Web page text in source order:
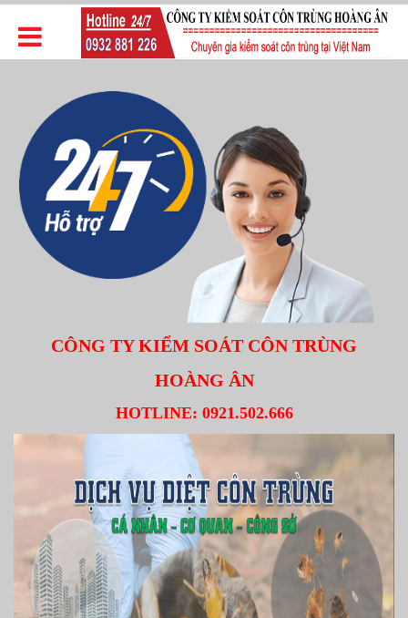
CÔNG TY KIỂM SOÁT CÔN TRÙNG
HOÀNG ÂN
HOTLINE: 0921.502.666